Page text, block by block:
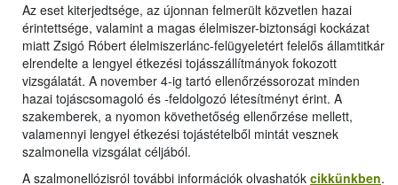
Az eset kiterjedtsége, az újonnan felmerült közvetlen hazai
érintettsége, valamint a magas élelmiszer-biztonsági kockázat
miatt Zsigó Róbert élelmiszerlánc-felügyeletért felelős államtitkár
elrendelte a lengyel étkezési tojásszállítmányok fokozott
vizsgálatát. A november 4-ig tartó ellenőrzéssorozat minden
hazai tojáscsomagoló és -feldolgozó létesítményt érint. A
szakemberek, a nyomon követhetőség ellenőrzése mellett,
valamennyi lengyel étkezési tojástételből mintát vesznek
szalmonella vizsgálat céljából.
A szalmonellózisról további információk olvashatók cikkünkben.